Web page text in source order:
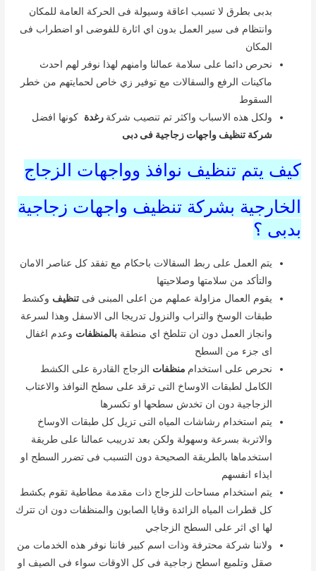
بدبى بطرق لا تسبب اعاقة وسيولة فى الحركة العامة للمكان
وانتظام فى سير العمل بدون اي اثارة للفوضى او اضطراب فى
المكان
نحرص دائما على سلامة عمالنا وامنهم لهذا نوفر لهم احدث
ماكينات الرفع والسقالات مع توفير زي خاص لحمايتهم من خطر
السقوط
ولكل هذه الاسباب واكثر تم تنصيب شركة رغدة كونها افضل
شركة تنظيف واجهات زجاجية فى دبى
كيف يتم تنظيف نوافذ وواجهات الزجاج
الخارجية بشركة تنظيف واجهات زجاجية
بدبى ؟
يتم العمل على ربط السقالات باحكام مع تفقد كل عناصر الامان
والتأكد من سلامتها وصلاحيتها
يقوم العمال مزاولة عملهم من اعلى المبنى فىتنظيف وكشط
طبقات الوسخ والتراب والنزول تدريجا الى الاسفل وهذا لسرعة
وانجاز العمل دون ان تتلطخ اي منطقةبالمنظفات وعدم اغفال
اى جزء من السطح
نحرص على استخدام منظفات الزجاج القادرة على الكشط
الكامل لطبقات الاوساخ التى ترقد على سطح النوافذ والاعتاب
الزجاجية دون ان تخدش سطحها او تكسرها
يتم استخدام رشاشات المياه التى تزيل كل طبقات الاوساخ
والاتربة بسرعة وسهولة ولكن بعد تدريبب عمالنا على طريقة
استخدماها بالطريقة الصحيحة دون التسبب فى تضرر السطح او
ايذاء انفسهم
يتم استخدام مساحات للزجاج ذات مقدمة مطاطية تقوم بكشط
كل قطرات المياه الزائدة وقايا الصابون والمنظفات دون ان تترك
لها اي اثر على السطح الزجاجي
ولاننا شركة محترفة وذات اسم كبير فاننا نوفر هذه الخدمات من
صقل وتلميع اسطح زجاجية فى كل الاوقات سواء فى الصيف او